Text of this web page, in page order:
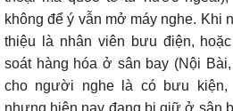
không để ý vẫn mở máy nghe. Khi
thiệu là nhân viên bưu điện,
soát hàng hóa ở sân bay (Nội
cho người nghe là có bưu
nhưng hiện nay đang bị giữ ở sân